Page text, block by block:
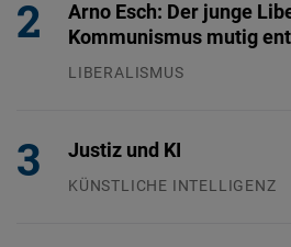
Arno Esch: Der junge
Kommunismus mutig
LIBERALISMUS
Justiz und KI
KÜNSTLICHE INTELLIGENZ